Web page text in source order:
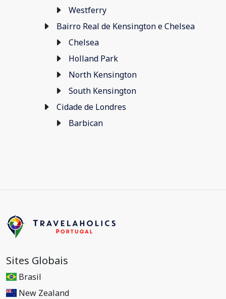
Westferry
Bairro Real de Kensington e Chelsea
Chelsea
Holland Park
North Kensington
South Kensington
Cidade de Londres
Barbican
Sites Globais
Brasil
New Zealand